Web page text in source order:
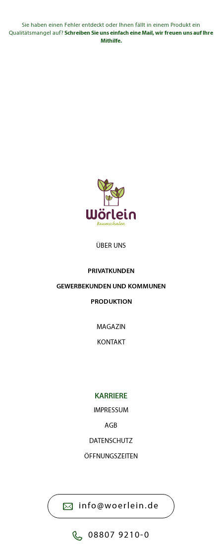
Sie haben einen Fehler entdeckt oder Ihnen fällt in einem Produkt ein
Qualitätsmangel auf?Schreiben Sie uns einfach eine Mail, wir freuen uns auf Ihre
Mithilfe.
ÜBER UNS
PRIVATKUNDEN
GEWERBEKUNDEN UND KOMMUNEN
PRODUKTION
MAGAZIN
KONTAKT
KARRIERE
IMPRESSUM
AGB
DATENSCHUTZ
ÖFFNUNGSZEITEN
info@woerlein.de
08807 9210-0